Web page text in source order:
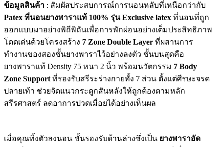
ข้อมูลสินค้า : สัมผัสประสบการณ์การนอนหลับที่เหนือกว่ากับ
Patex ที่นอนยางพาราแท้ 100% รุ่น Exclusive latex ที่นอนที่ถูก
ออกแบบมาอย่างพิถีพิถันเพื่อการพักผ่อนอย่างเต็มประสิทธิภาพ
โดดเด่นด้วยโครงสร้าง 7 Zone Double Layer ที่ผสานการ
ทำงานของสองชั้นยางพาราไว้อย่างลงตัว ชั้นบนสุดคือ
ยางพาราแท้ Density 75 หนา 2 นิ้ว พร้อมนวัตกรรม 7 Body
Zone Support ที่รองรับสรีระร่างกายทั้ง 7 ส่วน ตั้งแต่ศีรษะจรด
ปลายเท้า ช่วยจัดแนวกระดูกสันหลังให้ถูกต้องตามหลัก
สรีรศาสตร์ ลดอาการปวดเมื่อยได้อย่างเห็นผล
เมื่อคุณทิ้งตัวลงนอน ชั้นรองรับด้านล่างซึ่งเป็น ยางพาราอัด